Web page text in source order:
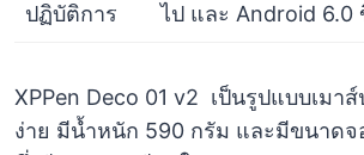
ปฏิบัติการ
ไป และ Android 6.0
XPPen Deco 01 v2 เป็นรูปแบบเมา
ง่าย มีน้ำหนัก 590 กรัม และมีขนาดจ